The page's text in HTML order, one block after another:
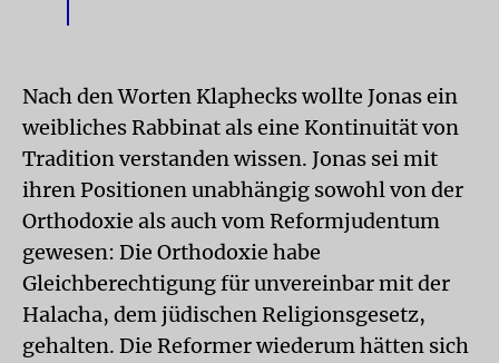
Nach den Worten Klaphecks wollte Jonas ein
weibliches Rabbinat als eine Kontinuität von
Tradition verstanden wissen. Jonas sei mit
ihren Positionen unabhängig sowohl von der
Orthodoxie als auch vom Reformjudentum
gewesen: Die Orthodoxie habe
Gleichberechtigung für unvereinbar mit der
Halacha, dem jüdischen Religionsgesetz,
gehalten. Die Reformer wiederum hätten sich